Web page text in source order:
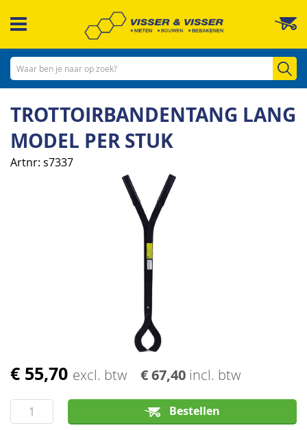
naar
inhoud
TROTTOIRBANDENTANG LANG
MODEL PER STUK
Artnr s7337
€ 55,70 excl. btw € 67,40 incl. btw
Bestellen
Ga
het
begin